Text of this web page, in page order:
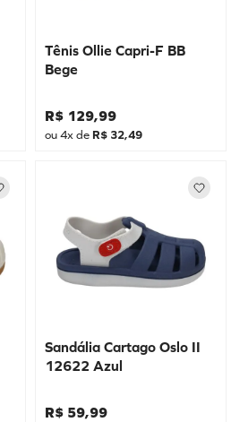
Tênis Ollie Capri-F BB
Bege
R$ 129,99
ou4x de R$ 32,49
Sandália Cartago Oslo II
12622 Azul
R$ 59,99